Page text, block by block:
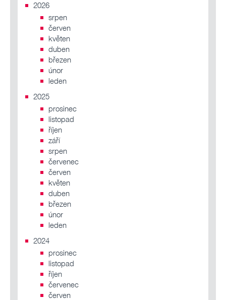
2026
srpen
červen
květen
duben
březen
únor
leden
2025
prosinec
listopad
říjen
září
srpen
červenec
červen
květen
duben
březen
únor
leden
2024
prosinec
listopad
říjen
červenec
červen